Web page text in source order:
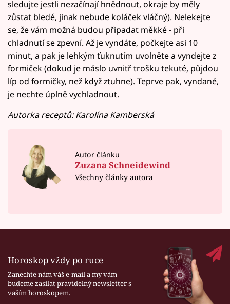
sledujte jestli nezačínají hnědnout, okraje by měly
zůstat bledé, jinak nebude koláček vláčný). Nelekejte
se, že vám možná budou připadat měkké - při
chladnutí se zpevní. Až je vyndáte, počkejte asi 10
minut, a pak je lehkým ťuknutím uvolněte a vyndejte z
formiček (dokud je máslo uvnitř trošku tekuté, půjdou
líp od formičky, než když ztuhne). Teprve pak, vyndané,
je nechte úplně vychladnout.
Autorka receptů: Karolína Kamberská
Autor článku
Zuzana Schneidewind
Všechny články autora
Horoskop vždy po ruce
Zanechte nám váš e-mail a my vám
budeme zasílat pravidelný newsletter s
vaším horoskopem.